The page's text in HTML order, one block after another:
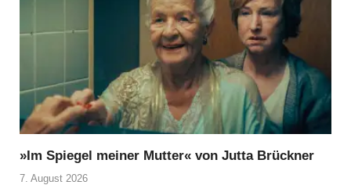
»Im Spiegel meiner Mutter« von Jutta Brückner
7. August 2026